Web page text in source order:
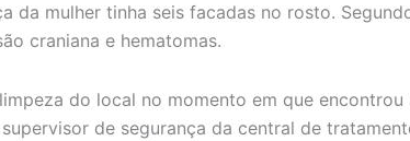
da mulher tinha seis facadas no rosto.
craniana e hematomas.
do local no momento em que encontrou
de segurança da central de